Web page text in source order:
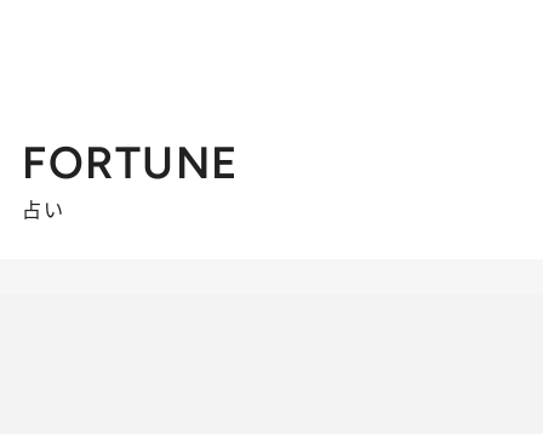
FORTUNE
占い